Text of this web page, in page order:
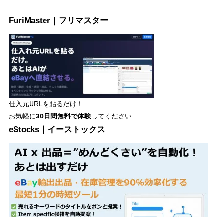
FuriMaster｜フリマスター
仕入元URLを貼るだけ！
お気軽に30日間無料で体験してください
eStocks｜イーストックス